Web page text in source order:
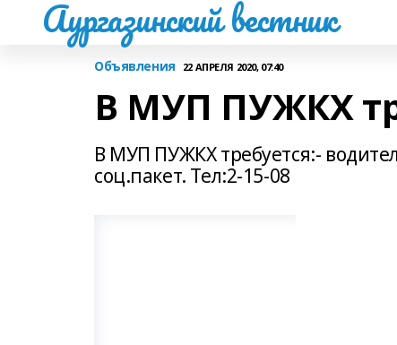
Аургазинский вестник
Объявления 22 АПРЕЛЯ 2020, 07:40
В МУП ПУЖКХ
В МУП ПУЖКХ требуется:-
соц.пакет. Тел:2-15-08